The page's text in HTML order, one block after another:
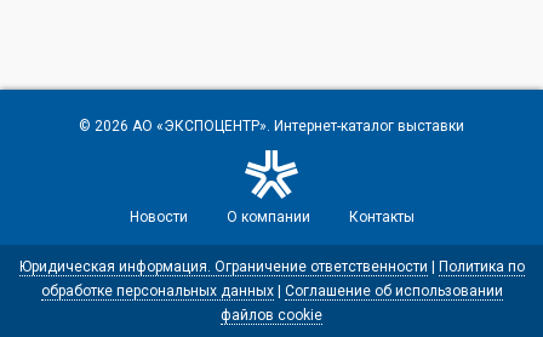
© 2026 АО «ЭКСПОЦЕНТР». Интернет-каталог выставки
Новости О компании Контакты
Юридическая информация. Ограничение ответственности
Политика по
обработке персональных данных| Соглашение об использовании
файлов cookie